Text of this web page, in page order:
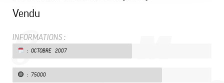
Vendu
INFORMATIONS :
: OCTOBRE 2007
: 75000